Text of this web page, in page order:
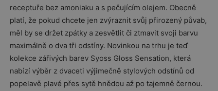
receptuře bez amoniaku a s pečujícím olejem. Obecně
platí, že pokud chcete jen zvýraznit svůj přirozený půvab,
měl by se držet zpátky a zesvětlit či ztmavit svoji barvu
maximálně o dva tři odstíny. Novinkou na trhu je teď
kolekce zářivých barev Syoss Gloss Sensation, která
nabízí výběr z dvaceti výjimečně stylových odstínů od
popelavě plavé přes sytě hnědou až po tajemně černou.